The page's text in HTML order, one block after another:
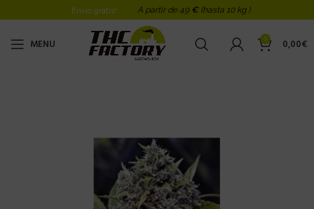
Envio gratis! A partir de 49 € (hasta 10 kg )
MENU 0 0,00€